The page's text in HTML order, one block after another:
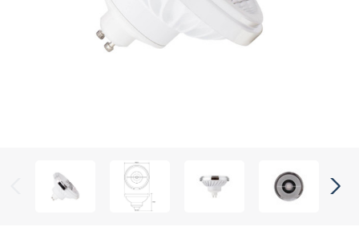
Bianco Naturale 4.000K
Disponibile, Spedito in 24/48 ore